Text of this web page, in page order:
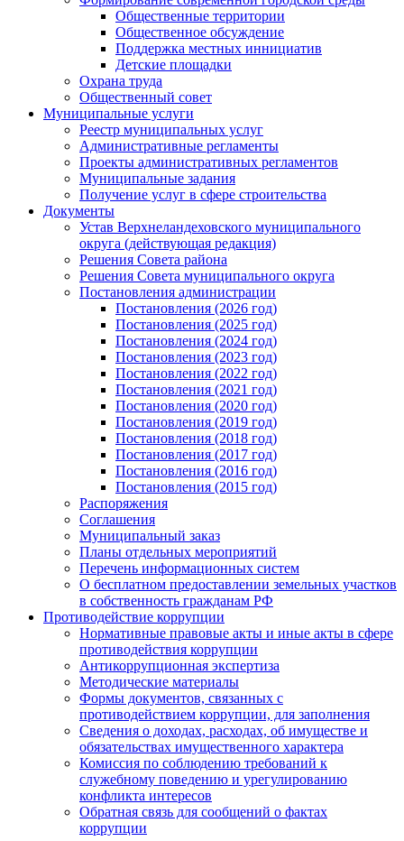
Общественные территории
Общественное обсуждение
Поддержка местных иннициатив
Детские площадки
Охрана труда
Общественный совет
Муниципальные услуги
Реестр муниципальных услуг
Административные регламенты
Проекты административных регламентов
Муниципальные задания
Получение услуг в сфере строительства
Документы
Устав Верхнеландеховского муниципального
округа (действующая редакция)
Решения Совета района
Решения Совета муниципального округа
Постановления администрации
Постановления (2026 год)
Постановления (2025 год)
Постановления (2024 год)
Постановления (2023 год)
Постановления (2022 год)
Постановления (2021 год)
Постановления (2020 год)
Постановления (2019 год)
Постановления (2018 год)
Постановления (2017 год)
Постановления (2016 год)
Постановления (2015 год)
Распоряжения
Соглашения
Муниципальный заказ
Планы отдельных мероприятий
Перечень информационных систем
О бесплатном предоставлении земельных участков
в собственность гражданам РФ
Противодействие коррупции
Нормативные правовые акты и иные акты в сфере
противодействия коррупции
Антикоррупционная экспертиза
Методические материалы
Формы документов, связанных с
противодействием коррупции, для заполнения
Сведения о доходах, расходах, об имуществе и
обязательствах имущественного характера
Комиссия по соблюдению требований к
служебному поведению и урегулированию
конфликта интересов
Обратная связь для сообщений о фактах
коррупции